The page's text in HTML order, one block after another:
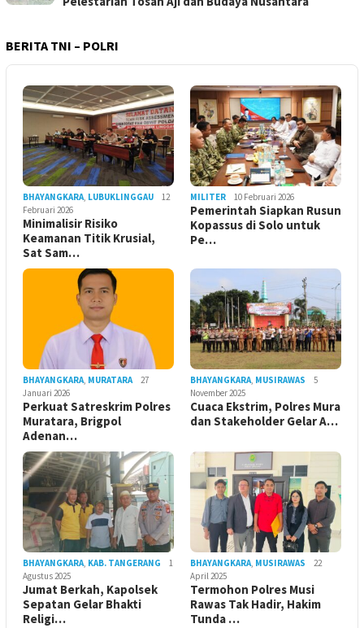
BERITA TNI – POLRI
BHAYANGKARA, LUBUKLINGGAU
12
Februari 2026
Minimalisir Risiko
Keamanan Titik Krusial,
Sat Sam…
MILITER 10 Februari 2026
Pemerintah Siapkan Rusun
Kopassus di Solo untuk
Pe…
BHAYANGKARA, MURATARA
27
Januari 2026
Perkuat Satreskrim Polres
Muratara, Brigpol
Adenan…
BHAYANGKARA, MUSIRAWAS
5
November 2025
Cuaca Ekstrim, Polres Mura
dan Stakeholder Gelar A…
BHAYANGKARA, KAB. TANGERANG
1
Agustus 2025
Jumat Berkah, Kapolsek
Sepatan Gelar Bhakti
Religi…
BHAYANGKARA, MUSIRAWAS
22
April 2025
Termohon Polres Musi
Rawas Tak Hadir, Hakim
Tunda …